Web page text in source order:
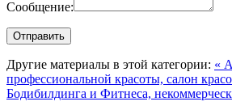
Сообщение:
Другие материалы в этой категории: «
профессиональной красоты, салон
Бодибилдинга и Фитнеса,